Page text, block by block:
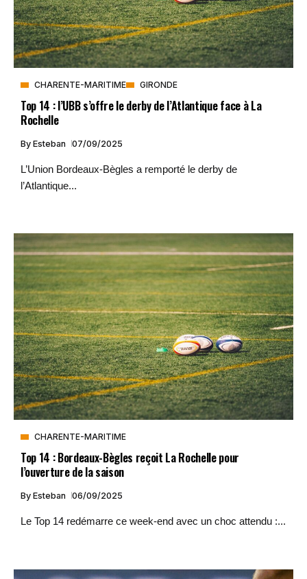
CHARENTE-MARITIME GIRONDE
Top 14 : l’UBB s’offre le derby de l’Atlantique face à La
Rochelle
By Esteban 07/09/2025
L’Union Bordeaux-Bègles a remporté le derby de
l’Atlantique...
CHARENTE-MARITIME
Top 14 : Bordeaux-Bègles reçoit La Rochelle pour
l’ouverture de la saison
By Esteban 06/09/2025
Le Top 14 redémarre ce week-end avec un choc attendu :...